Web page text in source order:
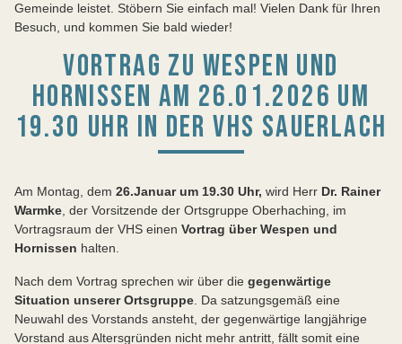
Gemeinde leistet. Stöbern Sie einfach mal! Vielen Dank für Ihren
Besuch, und kommen Sie bald wieder!
VORTRAG ZU WESPEN UND
HORNISSEN AM 26.01.2026 UM
19.30 UHR IN DER VHS SAUERLACH
Am Montag, dem 26.Januar um 19.30 Uhr, wird Herr Dr. Rainer
Warmke , der Vorsitzende der Ortsgruppe Oberhaching, im
Vortragsraum der VHS einen Vortrag über Wespen und
Hornissen halten.
Nach dem Vortrag sprechen wir über die gegenwärtige
Situation unserer Ortsgruppe . Da satzungsgemäß eine
Neuwahl des Vorstands ansteht, der gegenwärtige langjährige
Vorstand aus Altersgründen nicht mehr antritt, fällt somit eine